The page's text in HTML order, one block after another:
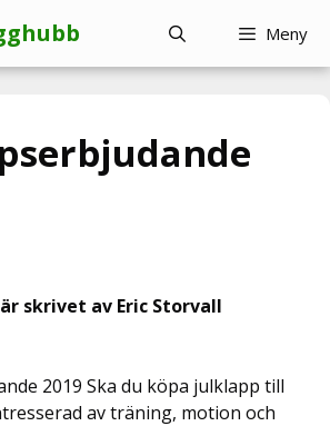
Meny
skrivet av Eric Storvall
2019 Ska du köpa julklapp till
av träning, motion och